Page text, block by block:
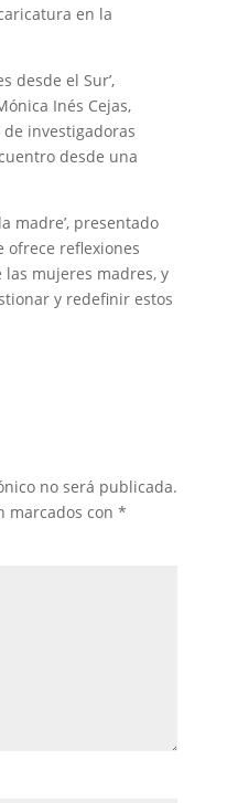
en la
desde el Sur’,
Inés Cejas,
investigadoras
desde una
madre’, presentado
ofrece reflexiones
mujeres madres, y
y redefinir estos
no será publicada.
marcados con *